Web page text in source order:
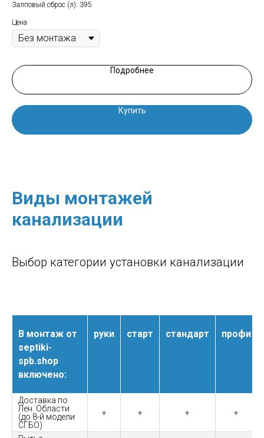
Залповый сброс (л): 395
Цена
Подробнее
Купить
Виды монтажей
канализации
Выбор категории установки канализации
В монтаж от
septiki-
spb.shop
включено:
руки старт стандарт профи
Доставка по
Лен. Области
(до 8-й модели
СГБО)
+ + + +